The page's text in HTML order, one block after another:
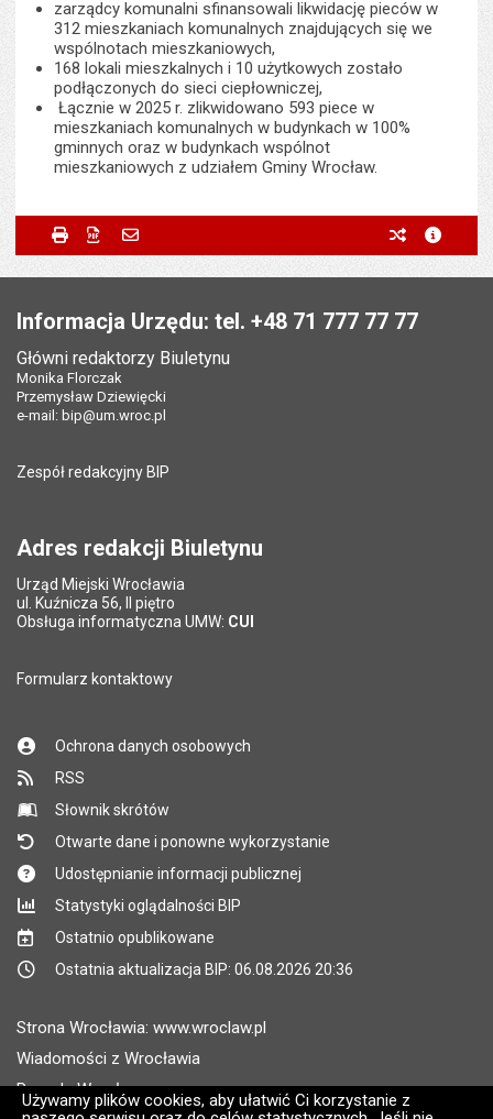
Używamy plików cookies, aby ułatwić Ci korzystanie z
zarządcy komunalni sfinansowali likwidację pieców w
312 mieszkaniach komunalnych znajdujących się we
wspólnotach mieszkaniowych,
168 lokali mieszkalnych i 10 użytkowych zostało
podłączonych do sieci ciepłowniczej,
Łącznie w 2025 r. zlikwidowano 593 piece w
mieszkaniach komunalnych w budynkach w 100%
gminnych oraz w budynkach wspólnot
mieszkaniowych z udziałem Gminy Wrocław.
Metryczka
Odpowiedzialny za treść:
Małgorzata Brykarz
Ostatnio zaktualizował:
Data ostatniej aktualizacji:
Powiadom znajomego
Powiadom znajomego
Twoje imię i nazwisko
Twój adres e-mail Pole wymagane
Tytuł e-mailaPole wymagane
*
Adres e-mail znajomego
Pytanie antyspamowe
*
Pole wymagane
Drukuj Zapisz do PDF poprzednie
Informacja Urzędu: tel. +48 71 777 77 77
Główni redaktorzy Biuletynu
Monika Florczak
Przemysław Dziewięcki
e-mail:bip@um.wroc.pl
Zespół redakcyjny BIP
Adres redakcji Biuletynu
Urząd Miejski Wrocławia
ul. Kuźnicza 56, II piętro
Obsługa informatyczna UMW: CUI
Formularz kontaktowy
Ochrona danych osobowych
RSS
Słownik skrótów
Otwarte dane i ponowne wykorzystanie
Udostępnianie informacji publicznej
Statystyki oglądalności BIP
Ostatnio opublikowane
Ostatnia aktualizacja BIP: 06.08.2026 20:36
Strona Wrocławia: www.wroclaw.pl
Wiadomości z Wrocławia
Pogoda Wrocław